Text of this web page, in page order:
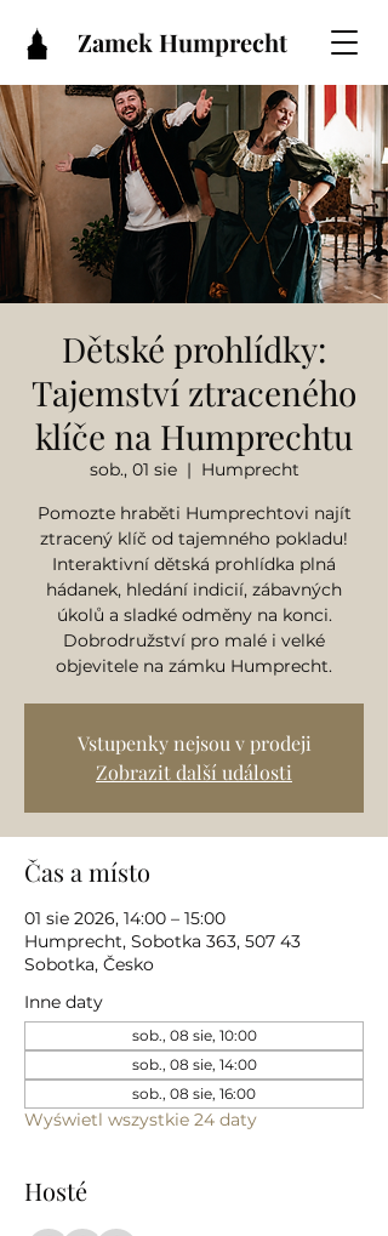
Zamek Humprecht
Dětské prohlídky:
Tajemství ztraceného
klíče na Humprechtu
sob., 01 sie
  |
Humprecht
Pomozte hraběti Humprechtovi najít
ztracený klíč od tajemného pokladu!
Interaktivní dětská prohlídka plná
hádanek, hledání indicií, zábavných
úkolů a sladké odměny na konci.
Dobrodružství pro malé i velké
objevitele na zámku Humprecht.
Vstupenky nejsou v prodeji
Zobrazit další události
Čas a místo
01 sie 2026, 14:00 – 15:00
Humprecht, Sobotka 363, 507 43
Sobotka, Česko
Inne daty
sob., 08 sie, 10:00
sob., 08 sie, 14:00
sob., 08 sie, 16:00
Wyświetl wszystkie 24 daty
Hosté